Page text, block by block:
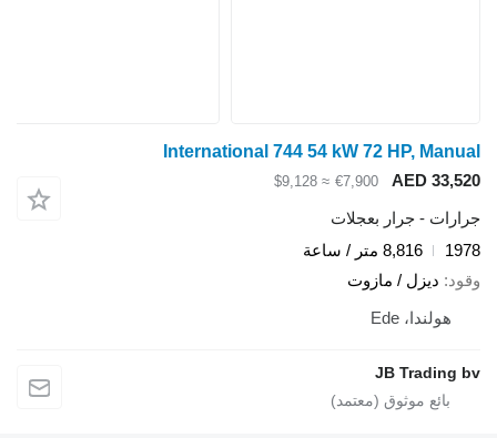
International 744 54 kW 72 HP,
AED
€7,900
≈ $9,128
- جرار بعجلات
8,816 متر / ساعة
ديزل / مازوت
هولندا، Ede
JB Trading